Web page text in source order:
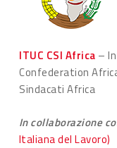
ITUC CSI Africa –
Confederation
Sindacati Africa
In collaborazione
Italiana del Lavoro)